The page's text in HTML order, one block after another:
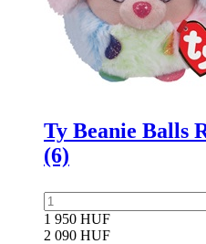
Ty Beanie Balls
(6)
1 950 HUF
2 090 HUF